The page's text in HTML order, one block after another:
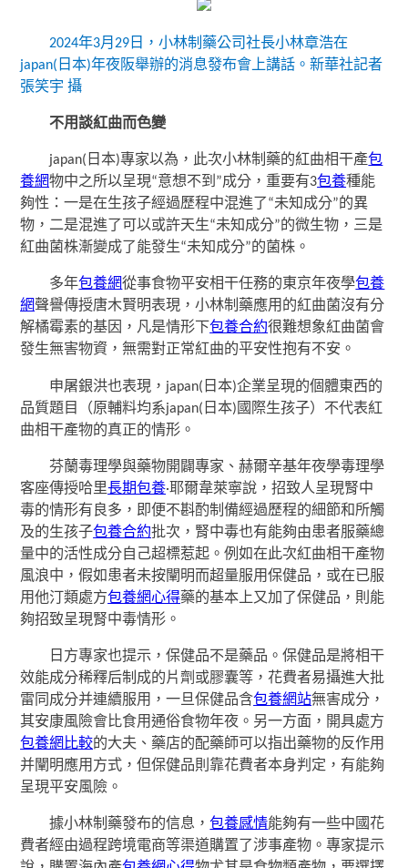
2024年3月29日，小林制藥公司社長小林章浩在
japan(日本)年夜阪舉辦的消息發布會上講話。新華社記者
張笑宇 攝
不用談紅曲而色變
japan(日本)專家以為，此次小林制藥的紅曲相干產包
養網物中之所以呈現“意想不到”成分，重要有3包養種能
夠性：一是在生孩子經過歷程中混進了“未知成分”的異
物，二是混進了可以或許天生“未知成分”的微生物，三是
紅曲菌株漸變成了能發生“未知成分”的菌株。
多年包養網從事食物平安相干任務的東京年夜學包養
網聲譽傳授唐木賢明表現，小林制藥應用的紅曲菌沒有分
解橘霉素的基因，凡是情形下包養合約很難想象紅曲菌會
發生無害物資，無需對正常紅曲的平安性抱有不安。
申屠銀洪也表現，japan(日本)企業呈現的個體東西的
品質題目（原輔料均系japan(日本)國際生孩子）不代表紅
曲相干產物的真正的情形。
芬蘭毒理學與藥物開闢專家、赫爾辛基年夜學毒理學
客座傳授哈里長期包養·耶爾韋萊寧說，招致人呈現腎中
毒的情形有良多，即便不斟酌制備經過歷程的細節和所觸
及的生孩子包養合約批次，腎中毒也有能夠由患者服藥總
量中的活性成分自己超標惹起。例如在此次紅曲相干產物
風浪中，假如患者未按闡明而超量服用保健品，或在已服
用他汀類處方包養網心得藥的基本上又加了保健品，則能
夠招致呈現腎中毒情形。
日方專家也提示，保健品不是藥品。保健品是將相干
效能成分稀釋后制成的片劑或膠囊等，花費者易攝進大批
雷同成分并連續服用，一旦保健品含包養網站無害成分，
其安康風險會比食用通俗食物年夜。另一方面，開具處方
包養網比較的大夫、藥店的配藥師可以指出藥物的反作用
并闡明應用方式，但保健品則靠花費者本身判定，有能夠
呈現平安風險。
據小林制藥發布的信息，包養感情能夠有一些中國花
費者經由過程跨境電商等渠道購置了涉事產物。專家提示